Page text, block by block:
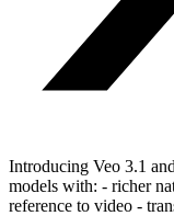
Introducing Veo 3.1
models with: - richer
reference to video -